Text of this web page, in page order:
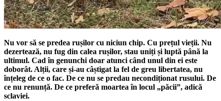
Nu vor să se predea rușilor cu niciun chip. Cu prețul vieții. Nu
dezertează, nu fug din calea rușilor, stau uniți și luptă până la
ultimul. Cad în genunchi doar atunci când unul din ei este
doborât. Alții, care și-au câștigat la fel de greu libertatea, nu
înțeleg de ce o fac. De ce nu se predau necondiționat rusului. De
ce nu renunță. De ce preferă moartea în locul „păcii”, adică
sclaviei.